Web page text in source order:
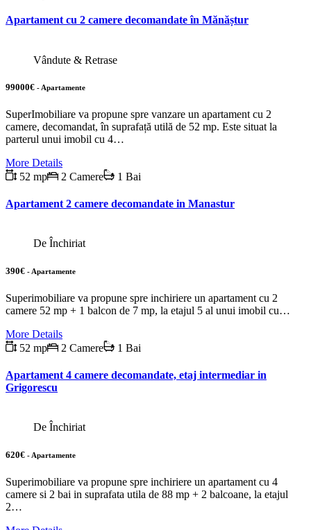
Apartament cu 2 camere decomandate în Mănăștur
Vândute & Retrase
99000€ - Apartamente
SuperImobiliare va propune spre vanzare un apartament cu 2
camere, decomandat, în suprafață utilă de 52 mp. Este situat la
parterul unui imobil cu 4…
More Details
52 mp
2 Camere 1 Bai
Apartament 2 camere decomandate in Manastur
De Închiriat
390€ - Apartamente
Superimobiliare va propune spre inchiriere un apartament cu 2
camere 52 mp + 1 balcon de 7 mp, la etajul 5 al unui imobil cu…
More Details
52 mp
2 Camere 1 Bai
Apartament 4 camere decomandate, etaj intermediar in
Grigorescu
De Închiriat
620€ - Apartamente
Superimobiliare va propune spre inchiriere un apartament cu 4
camere si 2 bai in suprafata utila de 88 mp + 2 balcoane, la etajul
2…